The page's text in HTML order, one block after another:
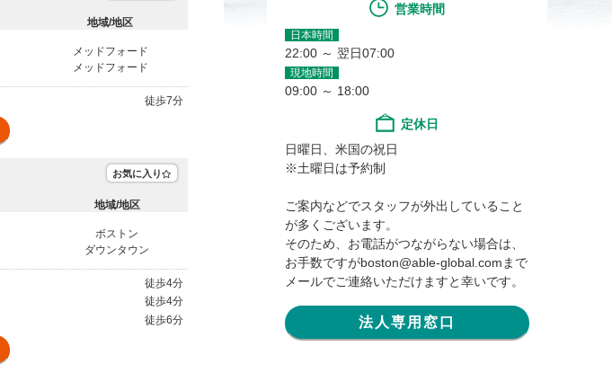
地域/地区
メッドフォード
メッドフォード
徒歩7分
お気に入り
地域/地区
ボストン
ダウンタウン
徒歩4分
徒歩4分
徒歩6分
営業時間
日本時間
22:00 ～ 翌日07:00
現地時間
09:00 ～ 18:00
定休日
日曜日、米国の祝日
※土曜日は予約制
ご案内などでスタッフが外出していること
が多くございます。
そのため、お電話がつながらない場合は、
お手数ですがboston@able-global.comまで
メールでご連絡いただけますと幸いです。
法人専用窓口